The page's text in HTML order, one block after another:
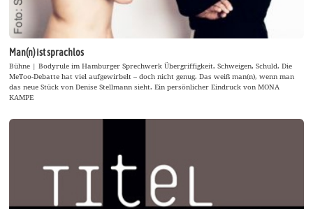
Man(n) ist sprachlos
Bühne | Bodyrule im Hamburger Sprechwerk Übergriffigkeit, Schweigen, Schuld. Die
MeToo-Debatte hat viel aufgewirbelt – doch nicht genug. Das weiß man(n), wenn man
das neue Stück von Denise Stellmann sieht. Ein persönlicher Eindruck von MONA
KAMPE